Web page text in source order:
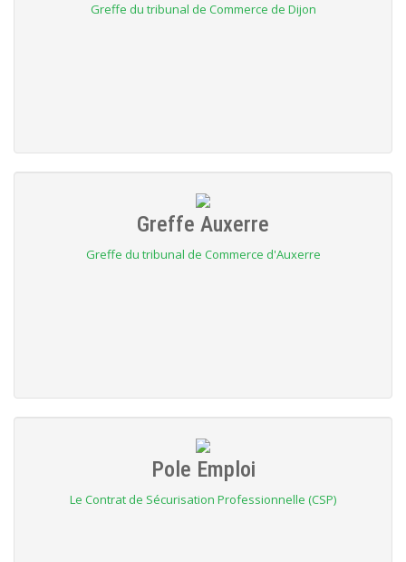
Greffe du tribunal de Commerce de Dijon
Greffe Auxerre
Greffe du tribunal de Commerce d'Auxerre
Pole Emploi
Le Contrat de Sécurisation Professionnelle (CSP)